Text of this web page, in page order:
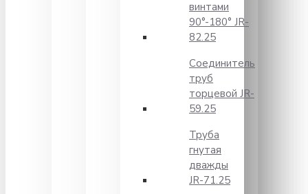
винтами
90°-180° JR-
82.25
Соединитель
труб
торцевой JR-
59.25
Труба
гнутая
дважды
JR-71.25